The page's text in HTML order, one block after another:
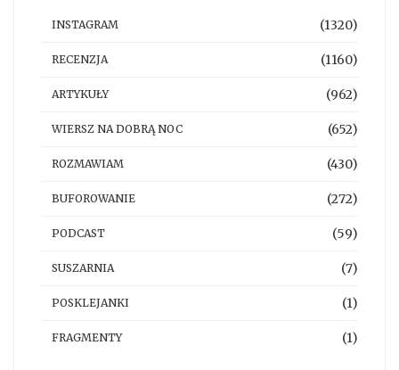
INSTAGRAM (1320)
RECENZJA (1160)
ARTYKUŁY (962)
WIERSZ NA DOBRĄ NOC (652)
ROZMAWIAM (430)
BUFOROWANIE (272)
PODCAST (59)
SUSZARNIA (7)
POSKLEJANKI (1)
FRAGMENTY (1)